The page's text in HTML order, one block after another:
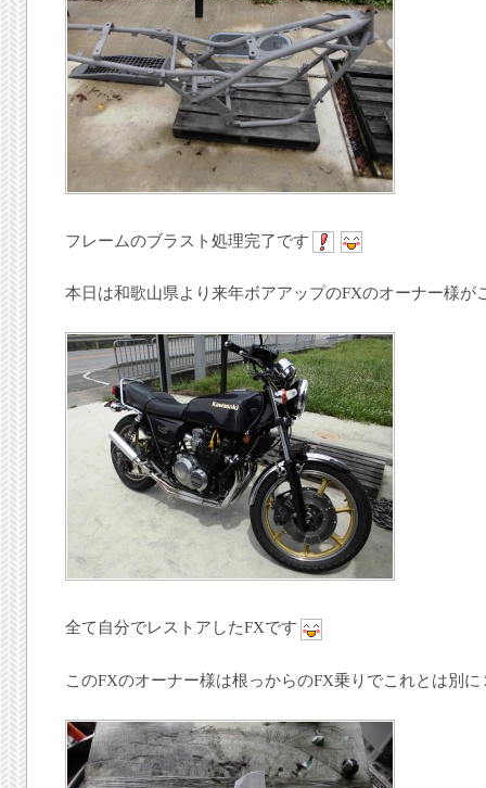
フレームのブラスト処理完了です
本日は和歌山県より来年ボアアップのFXのオーナー様が
全て自分でレストアしたFXです
このFXのオーナー様は根っからのFX乗りでこれとは別